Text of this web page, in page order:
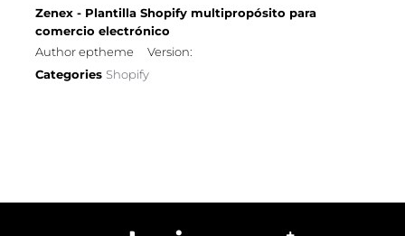
Zenex - Plantilla Shopify multipropósito para
comercio electrónico
Author eptheme
Version:
Categories Shopify